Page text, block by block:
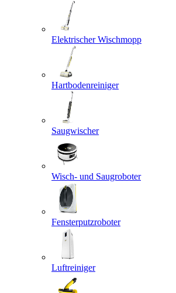
Elektrischer Wischmopp
Hartbodenreiniger
Saugwischer
Wisch- und Saugroboter
Fensterputzroboter
Luftreiniger